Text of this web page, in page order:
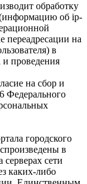
обработку
(информацию об ip-
переадресации на
в
проведения
на сбор и
Федерального
городского
в
сети
каких-либо